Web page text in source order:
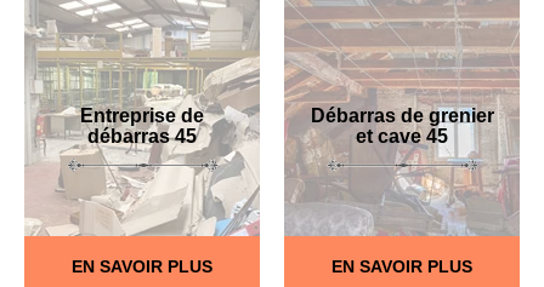
Entreprise de
débarras 45
EN SAVOIR PLUS
Débarras de grenier
et cave 45
EN SAVOIR PLUS